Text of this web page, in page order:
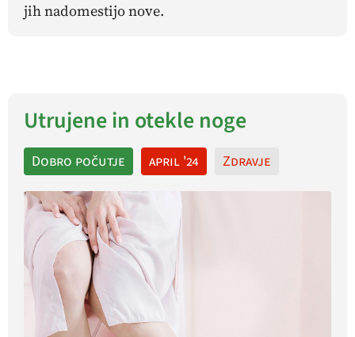
jih nadomestijo nove.
Utrujene in otekle noge
Dobro počutje april '24 Zdravje